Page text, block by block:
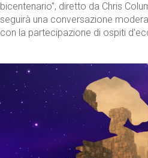
bicentenario", diretto da Chris
seguirà una conversazione
con la partecipazione di ospiti